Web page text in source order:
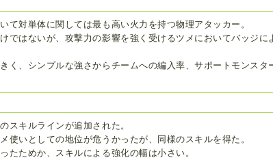
て対単体に関しては最も高い火力を持つ物理アタッカー。
ではないが、攻撃力の影響を強く受けるツメにおいてバッジに
く、シンプルな強さからチームへの編入率、サポートモンスタ
スキルラインが追加された。
使いとしての地位が危うかったが、同様のスキルを得た。
たためか、スキルによる強化の幅は小さい。